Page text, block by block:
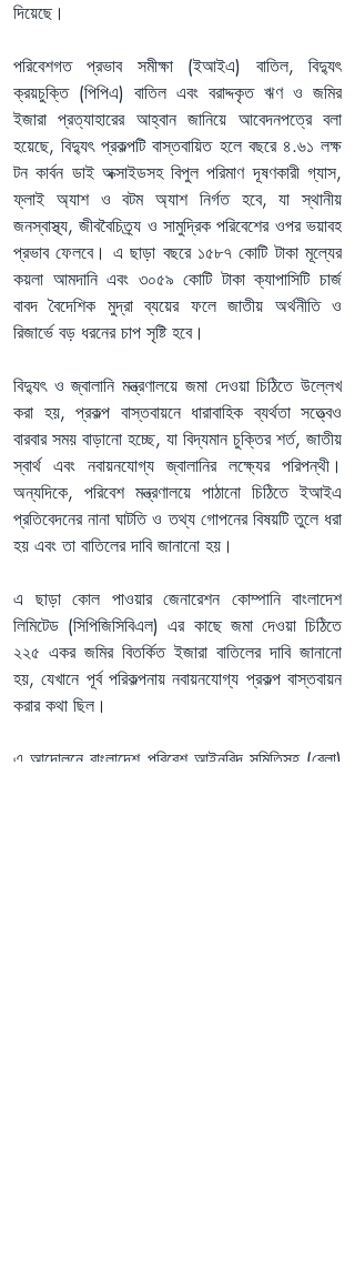
দিয়েছে।
পরিবেশগত প্রভাব সমীক্ষা (ইআইএ) বাতিল, বিদ্যুৎ
ক্রয়চুক্তি (পিপিএ) বাতিল এবং বরাদ্দকৃত ঋণ ও জমির
ইজারা প্রত্যাহারের আহ্বান জানিয়ে আবেদনপত্রে বলা
হয়েছে, বিদ্যুৎ প্রকল্পটি বাস্তবায়িত হলে বছরে ৪.৬১ লক্ষ
টন কার্বন ডাই অক্সাইডসহ বিপুল পরিমাণ দূষণকারী গ্যাস,
ফ্লাই অ্যাশ ও বটম অ্যাশ নির্গত হবে, যা স্থানীয়
জনস্বাস্থ্য, জীববৈচিত্র্য ও সামুদ্রিক পরিবেশের ওপর ভয়াবহ
প্রভাব ফেলবে। এ ছাড়া বছরে ১৫৮৭ কোটি টাকা মূল্যের
কয়লা আমদানি এবং ৩০৫৯ কোটি টাকা ক্যাপাসিটি চার্জ
বাবদ বৈদেশিক মুদ্রা ব্যয়ের ফলে জাতীয় অর্থনীতি ও
রিজার্ভে বড় ধরনের চাপ সৃষ্টি হবে।
বিদ্যুৎ ও জ্বালানি মন্ত্রণালয়ে জমা দেওয়া চিঠিতে উল্লেখ
করা হয়, প্রকল্প বাস্তবায়নে ধারাবাহিক ব্যর্থতা সত্ত্বেও
বারবার সময় বাড়ানো হচ্ছে, যা বিদ্যমান চুক্তির শর্ত, জাতীয়
স্বার্থ এবং নবায়নযোগ্য জ্বালানির লক্ষ্যের পরিপন্থী।
অন্যদিকে, পরিবেশ মন্ত্রণালয়ে পাঠানো চিঠিতে ইআইএ
প্রতিবেদনের নানা ঘাটতি ও তথ্য গোপনের বিষয়টি তুলে ধরা
হয় এবং তা বাতিলের দাবি জানানো হয়।
এ ছাড়া কোল পাওয়ার জেনারেশন কোম্পানি বাংলাদেশ
লিমিটেড (সিপিজিসিবিএল) এর কাছে জমা দেওয়া চিঠিতে
২২৫ একর জমির বিতর্কিত ইজারা বাতিলের দাবি জানানো
হয়, যেখানে পূর্ব পরিকল্পনায় নবায়নযোগ্য প্রকল্প বাস্তবায়ন
করার কথা ছিল।
এ আন্দোলনে বাংলাদেশ পরিবেশ আইনবিদ সমিতিসহ (বেলা)